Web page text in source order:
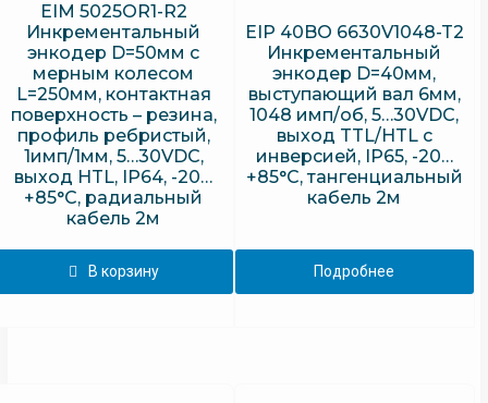
EIM 5025OR1-R2
Инкрементальный
энкодер D=50мм с
мерным колесом
L=250мм, контактная
поверхность – резина,
профиль ребристый,
1имп/1мм, 5…30VDC,
выход HTL, IP64, -20…
+85°C, радиальный
кабель 2м
В корзину
EIP 40BO 6630V1048-T2
Инкрементальный
энкодер D=40мм,
выступающий вал 6мм,
1048 имп/об, 5…30VDC,
выход TTL/HTL с
инверсией, IP65, -20…
+85°C, тангенциальный
кабель 2м
Подробнее